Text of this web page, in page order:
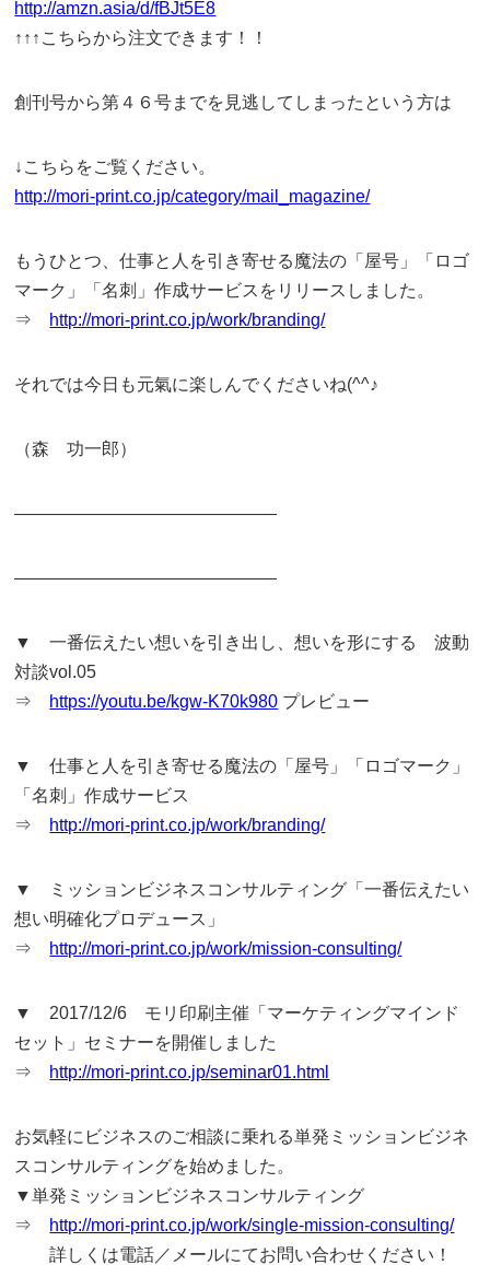
http://amzn.asia/d/fBJt5E8
↑↑↑こちらから注文できます！！
創刊号から第４６号までを見逃してしまったという方は
↓こちらをご覧ください。
http://mori-print.co.jp/category/mail_magazine/
もうひとつ、仕事と人を引き寄せる魔法の「屋号」「ロゴ
マーク」「名刺」作成サービスをリリースしました。
⇒ http://mori-print.co.jp/work/branding/
それでは今日も元氣に楽しんでくださいね(^^♪
（森 功一郎）
———————————————
———————————————
▼ 一番伝えたい想いを引き出し、想いを形にする 波動
対談vol.05
⇒ https://youtu.be/kgw-K70k980 プレビュー
▼ 仕事と人を引き寄せる魔法の「屋号」「ロゴマーク」
「名刺」作成サービス
⇒ http://mori-print.co.jp/work/branding/
▼ ミッションビジネスコンサルティング「一番伝えたい
想い明確化プロデュース」
⇒ http://mori-print.co.jp/work/mission-consulting/
▼ 2017/12/6 モリ印刷主催「マーケティングマインド
セット」セミナーを開催しました
⇒ http://mori-print.co.jp/seminar01.html
お気軽にビジネスのご相談に乗れる単発ミッションビジネ
スコンサルティングを始めました。
▼単発ミッションビジネスコンサルティング
⇒ http://mori-print.co.jp/work/single-mission-consulting/
詳しくは電話／メールにてお問い合わせください！